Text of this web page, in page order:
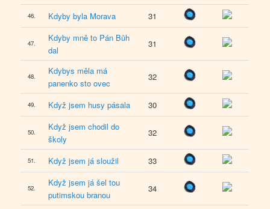
46. Kdyby byla Morava 31
47.
Kdyby mně to Pán Bůh
dal
31
48.
Kdybys měla má
panenko sto ovec
32
49. Když jsem husy pásala 30
50.
Když jsem chodil do
školy
32
51. Když jsem já sloužil 33
52.
Když jsem já šel tou
putimskou branou
34